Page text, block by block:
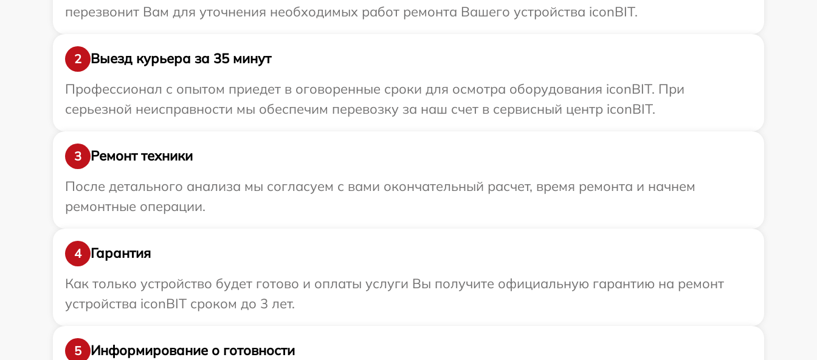
перезвонит Вам для уточнения необходимых работ ремонта Вашего устройства iconBIT.
2
Выезд курьера за 35 минут
Профессионал с опытом приедет в оговоренные сроки для осмотра оборудования iconBIT. При
серьезной неисправности мы обеспечим перевозку за наш счет в сервисный центр iconBIT.
3
Ремонт техники
После детального анализа мы согласуем с вами окончательный расчет, время ремонта и начнем
ремонтные операции.
4
Гарантия
Как только устройство будет готово и оплаты услуги Вы получите официальную гарантию на ремонт
устройства iconBIT сроком до 3 лет.
5
Информирование о готовности